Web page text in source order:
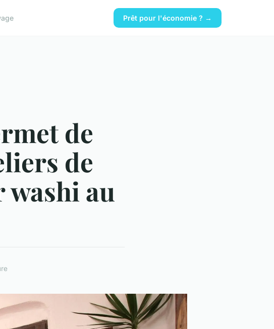
Prêt pour l'économie ? →
de
de
au